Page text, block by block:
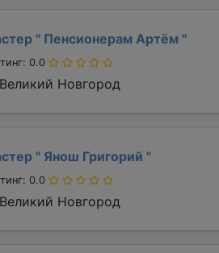
" Пенсионерам Артём "
0.0
Великий Новгород
" Янош Григорий "
0.0
Великий Новгород